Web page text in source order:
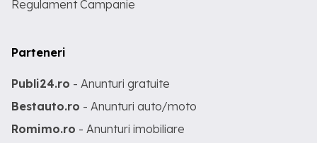
Regulament Campanie
Parteneri
Publi24.ro - Anunturi gratuite
Bestauto.ro - Anunturi auto/moto
Romimo.ro - Anunturi imobiliare